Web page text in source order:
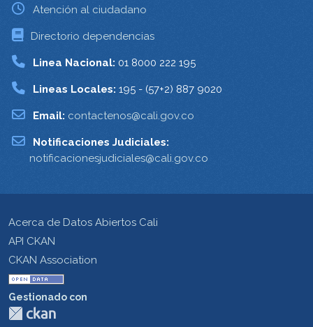
Atención al ciudadano
Directorio dependencias
Linea Nacional: 01 8000 222 195
Lineas Locales: 195 - (57+2) 887 9020
Email: contactenos@cali.gov.co
Notificaciones Judiciales:
notificacionesjudiciales@cali.gov.co
Acerca de Datos Abiertos Cali
API CKAN
CKAN Association
Gestionado con